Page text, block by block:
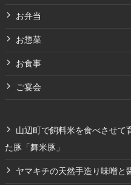
お弁当
お惣菜
お食事
ご宴会
山辺町で飼料米を食べさせて
た豚「舞米豚」
ヤマキチの天然手造り味噌と